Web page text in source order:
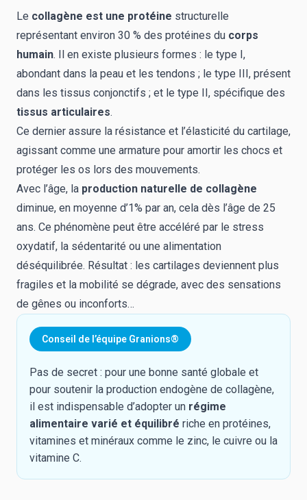
Le collagène est une protéine structurelle
représentant environ 30 % des protéines du corps
humain. Il en existe plusieurs formes : le type I,
abondant dans la peau et les tendons ; le type III, présent
dans les tissus conjonctifs ; et le type II, spécifique des
tissus articulaires.
Ce dernier assure la résistance et l’élasticité du cartilage,
agissant comme une armature pour amortir les chocs et
protéger les os lors des mouvements.
Avec l’âge, la production naturelle de collagène
diminue, en moyenne d’1% par an, cela dès l’âge de 25
ans. Ce phénomène peut être accéléré par le stress
oxydatif, la sédentarité ou une alimentation
déséquilibrée. Résultat : les cartilages deviennent plus
fragiles et la mobilité se dégrade, avec des sensations
de gênes ou inconforts…
Conseil de l’équipe Granions®
Pas de secret : pour une bonne santé globale et
pour soutenir la production endogène de collagène,
il est indispensable d’adopter un régime
alimentaire varié et équilibré riche en protéines,
vitamines et minéraux comme le zinc, le cuivre ou la
vitamine C.